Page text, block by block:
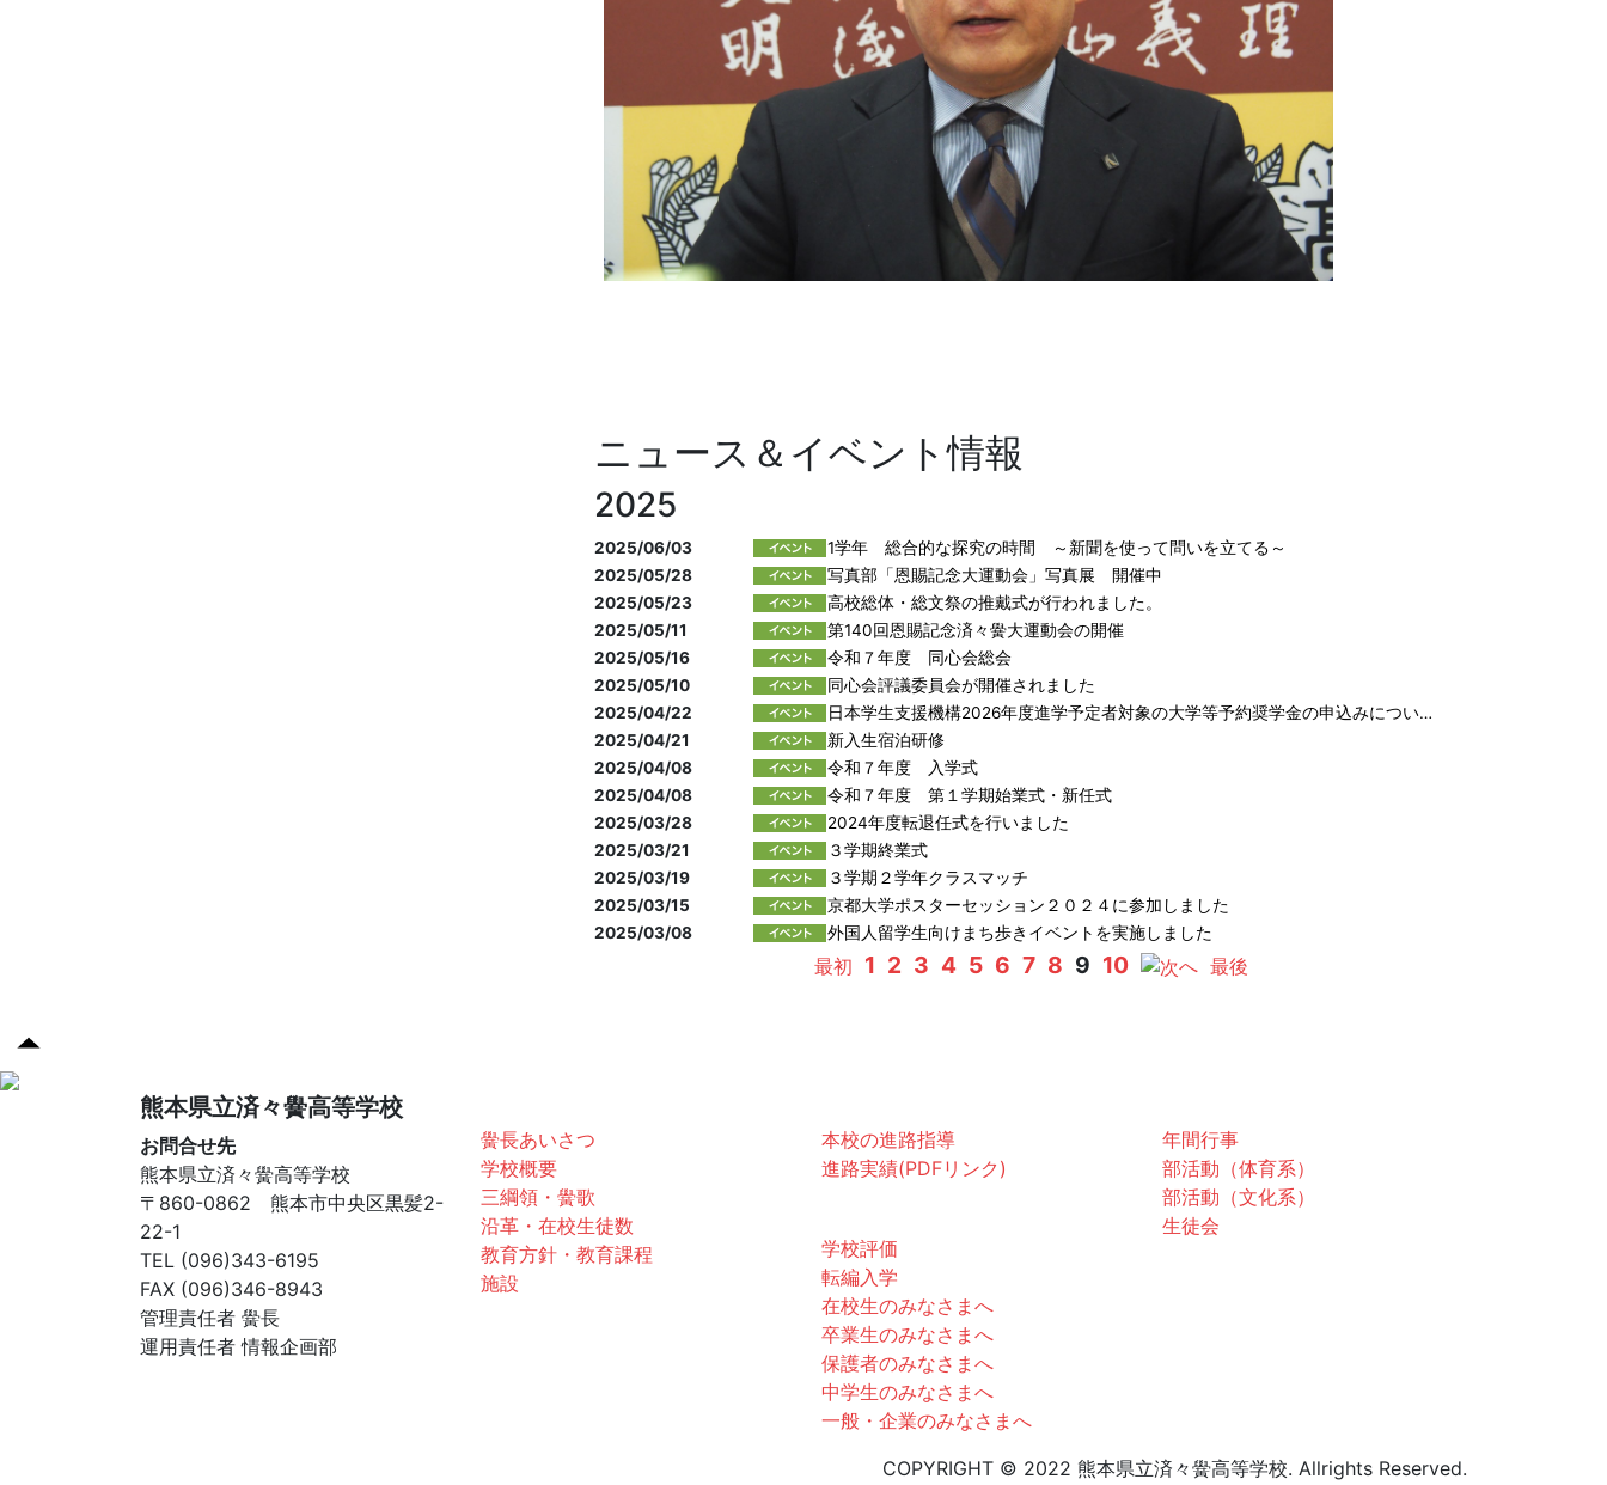
ニュース＆イベント情報
2025
2025/06/03
1学年 総合的な探究の時間 ～新聞を使って問いを立てる～
2025/05/28
写真部「恩賜記念大運動会」写真展 開催中
2025/05/23
高校総体・総文祭の推戴式が行われました。
2025/05/11
第140回恩賜記念済々黌大運動会の開催
2025/05/16
令和７年度 同心会総会
2025/05/10
同心会評議委員会が開催されました
2025/04/22
日本学生支援機構2026年度進学予定者対象の大学等予約奨学金の申込みについ…
2025/04/21
新入生宿泊研修
2025/04/08
令和７年度 入学式
2025/04/08
令和７年度 第１学期始業式・新任式
2025/03/28
2024年度転退任式を行いました
2025/03/21
３学期終業式
2025/03/19
３学期２学年クラスマッチ
2025/03/15
京都大学ポスターセッション２０２４に参加しました
2025/03/08
外国人留学生向けまち歩きイベントを実施しました
最初 1 2 3 4 5 6 7 8 9 10 へ 最後
熊本県立済々黌高等学校
お問合せ先
熊本県立済々黌高等学校
〒860-0862 熊本市中央区黒髪2-
22-1
TEL (096)343-6195
FAX (096)346-8943
管理責任者 黌長
運用責任者 情報企画部
黌長あいさつ
学校概要
三綱領・黌歌
沿革・在校生徒数
教育方針・教育課程
施設
本校の進路指導
進路実績(PDFリンク)
学校評価
転編入学
在校生のみなさまへ
卒業生のみなさまへ
保護者のみなさまへ
中学生のみなさまへ
一般・企業のみなさまへ
年間行事
部活動（体育系）
部活動（文化系）
生徒会
COPYRIGHT © 2022 熊本県立済々黌高等学校. Allrights Reserved.